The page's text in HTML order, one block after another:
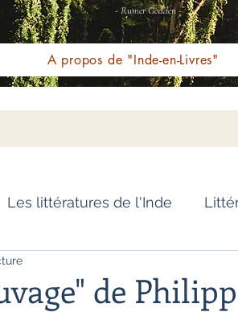
- Rumer Godden -
A propos de "Inde-en-Livres"
Les littératures de l'Inde
de